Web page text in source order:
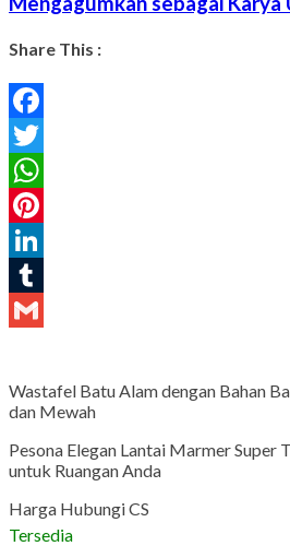
Share This :
Facebook
Twitter
WhatsApp
Pinterest
LinkedIn
Tumblr
Wastafel Batu Alam dengan Bahan
dan Mewah
Pesona Elegan Lantai Marmer Super
untuk Ruangan Anda
Harga Hubungi CS
Tersedia